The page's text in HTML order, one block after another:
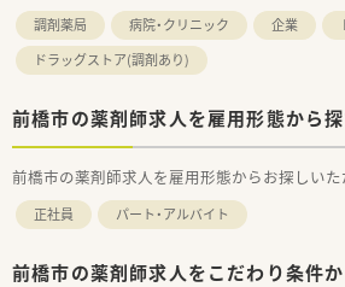
調剤薬局 病院・クリニック 企業
ドラッグストア(調剤あり)
前橋市の薬剤師求人を雇用形態から
前橋市の薬剤師求人を雇用形態からお探しいた
正社員 パート・アルバイト
前橋市の薬剤師求人をこだわり条件